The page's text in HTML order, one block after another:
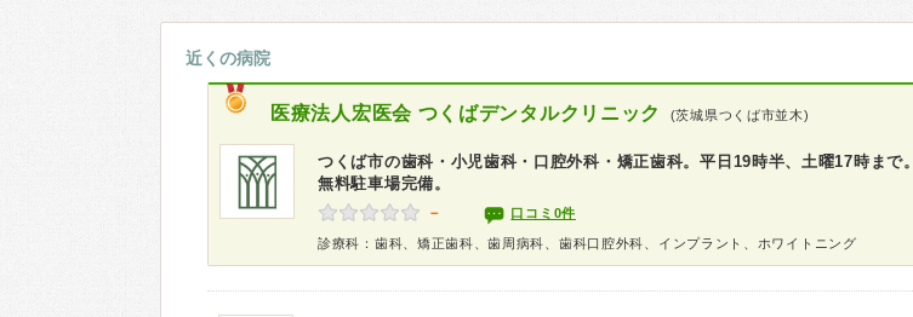
近くの病院
医療法人宏医会 つくばデンタルクリニック (茨城県つくば市並木)
つくば市の歯科・小児歯科・口腔外科・矯正歯科。平日19時半、土曜17時まで。
無料駐車場完備。
－ 口コミ0件
診療科：歯科、矯正歯科、歯周病科、歯科口腔外科、インプラント、ホワイトニング